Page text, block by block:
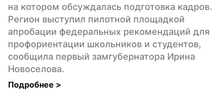
на котором обсуждалась подготовка кадров.
Регион выступил пилотной площадкой
апробации федеральных рекомендаций для
профориентации школьников и студентов,
сообщила первый замгубернатора Ирина
Новоселова.
Подробнее >